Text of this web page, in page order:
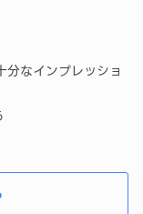
分なインプレッショ